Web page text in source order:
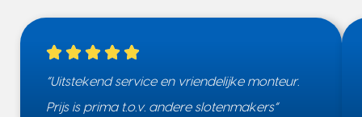
“Uitstekend service en vriendelijke monteur.
Prijs is prima t.o.v. andere slotenmakers”